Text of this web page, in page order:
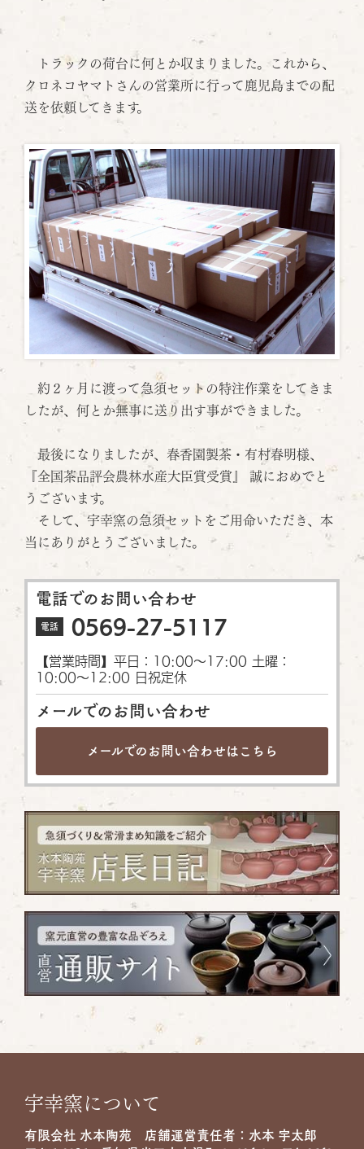
トラックの荷台に何とか収まりました。これから、
クロネコヤマトさんの営業所に行って鹿児島までの配
送を依頼してきます。
約２ヶ月に渡って急須セットの特注作業をしてきま
したが、何とか無事に送り出す事ができました。
最後になりましたが、春香園製茶・有村春明様、
『全国茶品評会農林水産大臣賞受賞』 誠におめでと
うございます。
そして、宇幸窯の急須セットをご用命いただき、本
当にありがとうございました。
電話でのお問い合わせ
電話 0569-27-5117
【営業時間】平日：10:00〜17:00 土曜：
10:00〜12:00 日祝定休
メールでのお問い合わせ
メールでのお問い合わせは こちら
宇幸窯について
有限会社 水本陶苑 店舗運営責任者：水本 宇太郎